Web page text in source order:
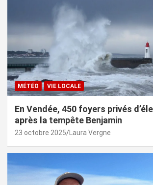
MÉTÉO VIE LOCALE
En Vendée, 450 foyers privés
après la tempête Benjamin
23 octobre 2025 Laura Vergne